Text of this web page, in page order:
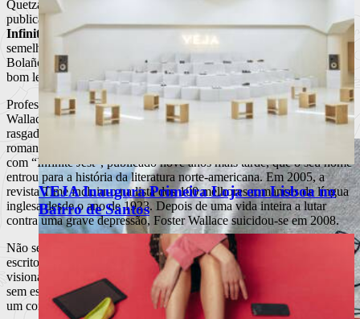
VEJA Inaugura Primeira Loja em Lisboa no
Bairro de Santos
Quetzal, vestindo a camisola do serviço público, inicia hoje a
publicação das suas obras, começando com o colossal “
Infinita
” (“Infinite Jest” no original). A sensação que paira no ar é
semelhante à que antecedeu a publicação de “2666”, de Roberto
Bolaño, estávamos então em 2009 – que ficou na memória de muito
bom leitor comoo ano do grande contentamento.
Professor universitário e autor de romances, contos e ensaios, Foster
Wallace destacou-se por um estilo de escrita inovador que lhe valeu
rasgados elogios de colegas, críticos e leitores. O seu primeiro
romance – “The Broom of System” – foi editado em 1987, mas foi
com “Infinite Jest”, publicado nove anos mais tarde, que o seu nome
entrou para a história da literatura norte-americana. Em 2005, a
revista Time incluiu-o na lista dos 100 melhores romances de língua
inglesa desde o ano de 1923. Depois de uma vida inteira a lutar
contra uma grave depressão, Foster Wallace suicidou-se em 2008.
Não será difícil encontrar encontrar palavras elogiosas sobre o
escritor e a sua obra, como estas da romancista Zadie Smith: “Um
visionário, um artesão, um cómico e tão sério quanto se pode ser
sem escrever um texto religioso. É tão moderno que parece habitar
um contínuo tempo-espaço diferente do nosso. Maldito seja.”